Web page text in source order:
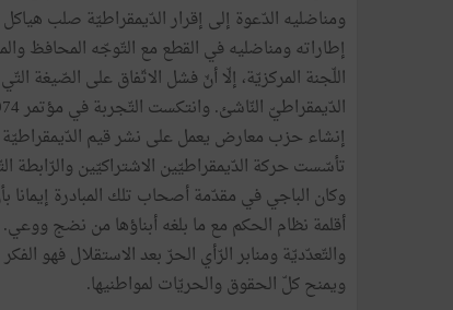
إطاراته ومناضليه في القطع مع التّوجّه المحافظ
اللّجنة المركزيّة، إلّا أنّ فشل الاتّفاق على الصّيغة
إنشاء حزب معارض يعمل على نشر قيم الدّيمقراطيّة
وكان الباجي في مقدّمة أصحاب تلك المبادرة
أقلمة نظام الحكم مع ما بلغه أبناؤها من نضج
والتّعدّديّة ومنابر الرّأي الحرّ بعد الاستقلال فهو
ويمنح كلّ الحقوق والحريّات لمواطنيها.